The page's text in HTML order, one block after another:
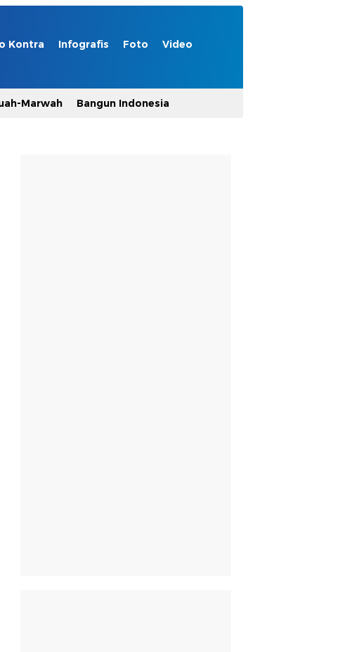
Kontra Infografis Foto Video
Marwah Bangun Indonesia